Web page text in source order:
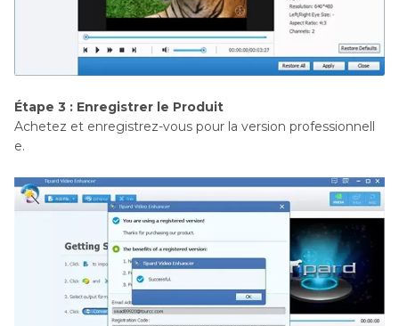
Étape 3 : Enregistrer le Produit
Achetez et enregistrez-vous pour la version professionnell
e.